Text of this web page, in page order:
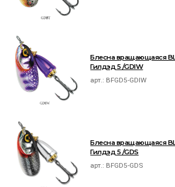
Блесна вращающаяся
Гилдэд 5 /GDIW
арт.: BFGD5-GDIW
Блесна вращающаяся
Гилдэд 5 /GDS
арт.: BFGD5-GDS